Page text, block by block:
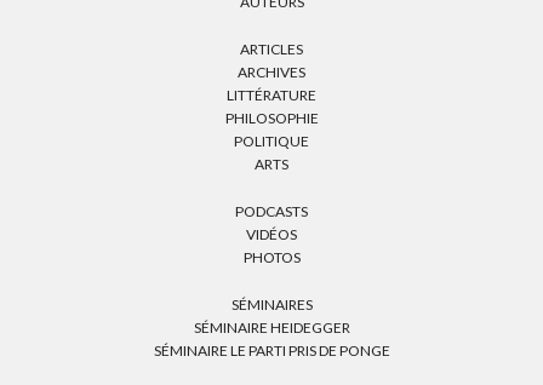
ARTICLES
ARCHIVES
LITTÉRATURE
PHILOSOPHIE
POLITIQUE
ARTS
PODCASTS
VIDÉOS
PHOTOS
SÉMINAIRES
SÉMINAIRE HEIDEGGER
SÉMINAIRE LE PARTI PRIS DE PONGE